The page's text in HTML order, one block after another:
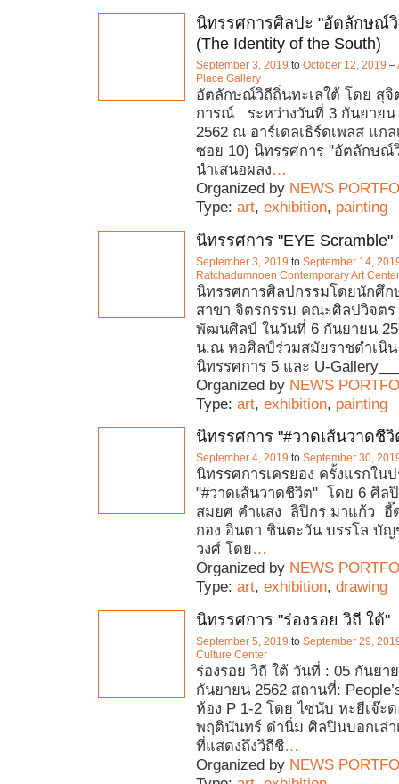
นิทรรศการศิลปะ "อัตลักษณ์วิ
(The Identity of the South)
September 3, 2019 to October 12, 2019 –
Place Gallery
อัตลักษณ์วิถีถิ่นทะเลใต้ โดย สุจิ
การณ์ ระหว่างวันที่ 3 กันยายน
2562 ณ อาร์เดลเธิร์ดเพลส แก
ซอย 10) นิทรรศการ "อัตลักษณ์
นำเสนอผลง…
Organized by NEWS
Type: art, exhibition, painting
นิทรรศการ "EYE Scramble"
September 3, 2019 to September 14,
Ratchadumnoen Contemporary Art Center
นิทรรศการศิลปกรรมโดยนักศึ
สาขา จิตรกรรม คณะศิลปวิจต
พัฒนศิลป์ ในวันที่ 6 กันยายน
น.ณ หอศิลป์ร่วมสมัยราชดำเนิ
นิทรรศการ 5 และ U-
Organized by NEWS
Type: art, exhibition, painting
นิทรรศการ "#วาดเส้นวาดชีวิ
September 4, 2019 to September 30,
นิทรรศการเครยอง ครั้งแรกใน
"#วาดเส้นวาดชีวิต" โดย 6 ศิล
สมยศ คำแสง ลิปิกร มาแก้ว
กอง อินตา ชินตะวัน บรรโล บัญ
วงศ์ โดย…
Organized by NEWS
Type: art, exhibition, drawing
นิทรรศการ "ร่องรอย วิถี ใต้"
September 5, 2019 to September 29,
Culture Center
ร่องรอย วิถี ใต้ วันที่ : 05 กันยา
กันยายน 2562 สถานที่:
ห้อง P 1-2 โดย ไซนับ หะยีเจ๊ะ
พฤตินันทร์ ดำนิ่ม ศิลปินบอกเล่า
ที่แสดงถึงวิถีชี…
Organized by NEWS